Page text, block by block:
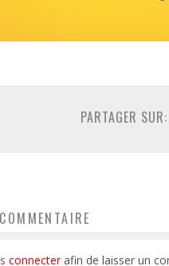
PARTAGER SUR:
connecterafin de laisser un